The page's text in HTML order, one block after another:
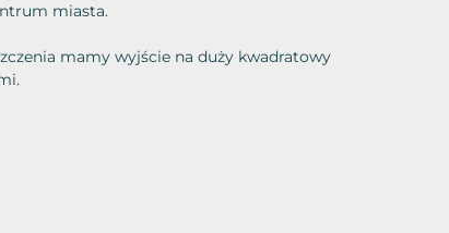
miasta.
mamy wyjście na duży kwadratowy